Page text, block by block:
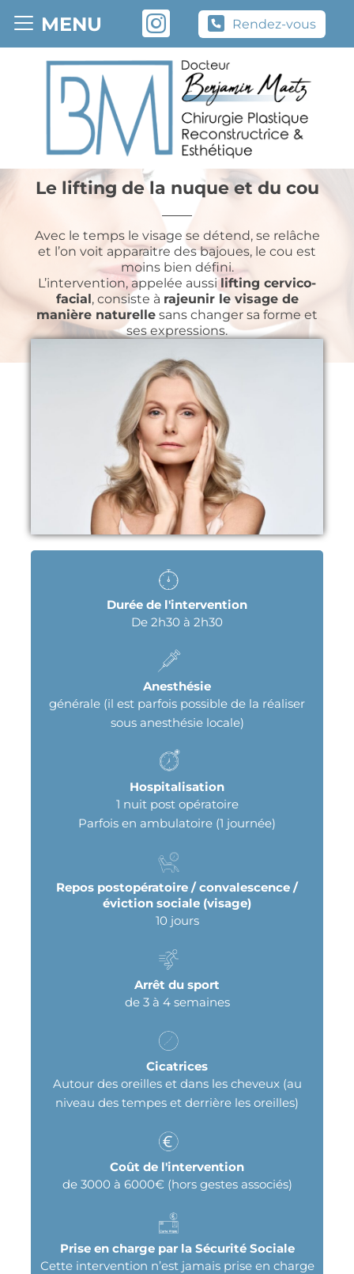
MENU Suivez-moi sur Instagram
Rendez-vous
Le lifting de la nuque et du cou
Avec le temps le visage se détend, se relâche
et l’on voit apparaitre des bajoues, le cou est
moins bien défini.
L’intervention, appelée aussilifting cervico-
facial, consiste à rajeunir le visage de
manière naturelle sans changer sa forme et
ses expressions.
Durée de l'intervention
De 2h30 à 2h30
Anesthésie
générale (il est parfois possible de la réaliser
sous anesthésie locale)
Hospitalisation
1 nuit post opératoire
Parfois en ambulatoire (1 journée)
Repos postopératoire / convalescence /
éviction sociale (visage)
10 jours
Arrêt du sport
de 3 à 4 semaines
Cicatrices
Autour des oreilles et dans les cheveux (au
niveau des tempes et derrière les oreilles)
Coût de l'intervention
de 3000 à 6000€ (hors gestes associés)
Prise en charge par la Sécurité Sociale
Cette intervention n’est jamais prise en charge